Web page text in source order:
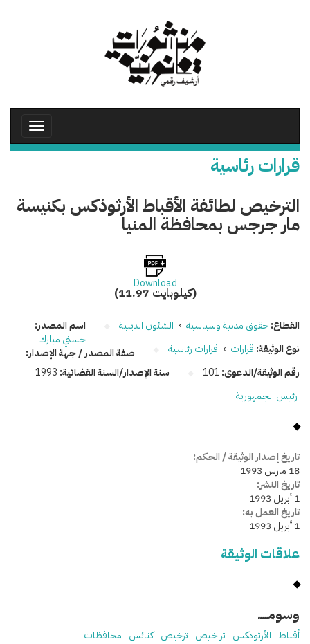
Toggle
قرارات رئاسية
الترخيص لطائفة الأقباط الأرثوذكس بكنيسة
مار جرجس بمحافظة المنيا
Download
(11.97 كيلوبايت)
القطاع:حقوق مدنية وسياسية › الشئون الدينية
نوع الوثيقة: قرارات › قرارات رئاسية
رقم الوثيقة/الدعوى: 101 سنة الإصدار/السنة القضائية: 1993
اسم المصدر:
حسني مبارك
صفة المصدر / جهة الإصدار:
رئيس الجمهورية
تاريخ إصدار الوثيقة / الحكم:
18 مارس 1993
تاريخ النشر:
1 أبريل 1993
تاريخ العمل به:
1 أبريل 1993
علاقات الوثيقة
وسومـــــ
أقباط الأرثوذكس تراخيص ترخيص كنائس محافظات